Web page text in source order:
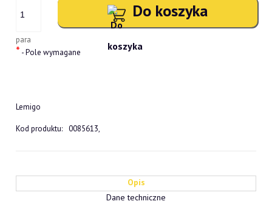
para
Do koszyka
* - Pole wymagane
Lemigo
Kod produktu: 0085613,
Opis
Dane techniczne